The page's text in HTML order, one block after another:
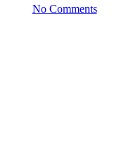
No Comments